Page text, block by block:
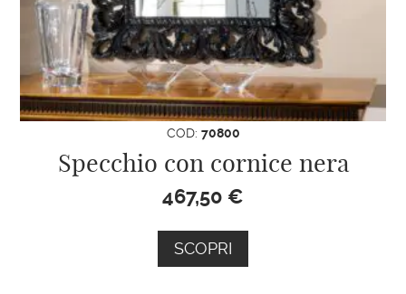
COD: 70800
Specchio con cornice nera
467,50 €
SCOPRI